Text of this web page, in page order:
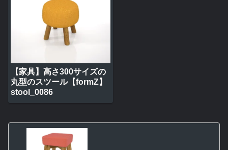
【家具】高さ300サイズの
丸型のスツール【formZ】
stool_0086